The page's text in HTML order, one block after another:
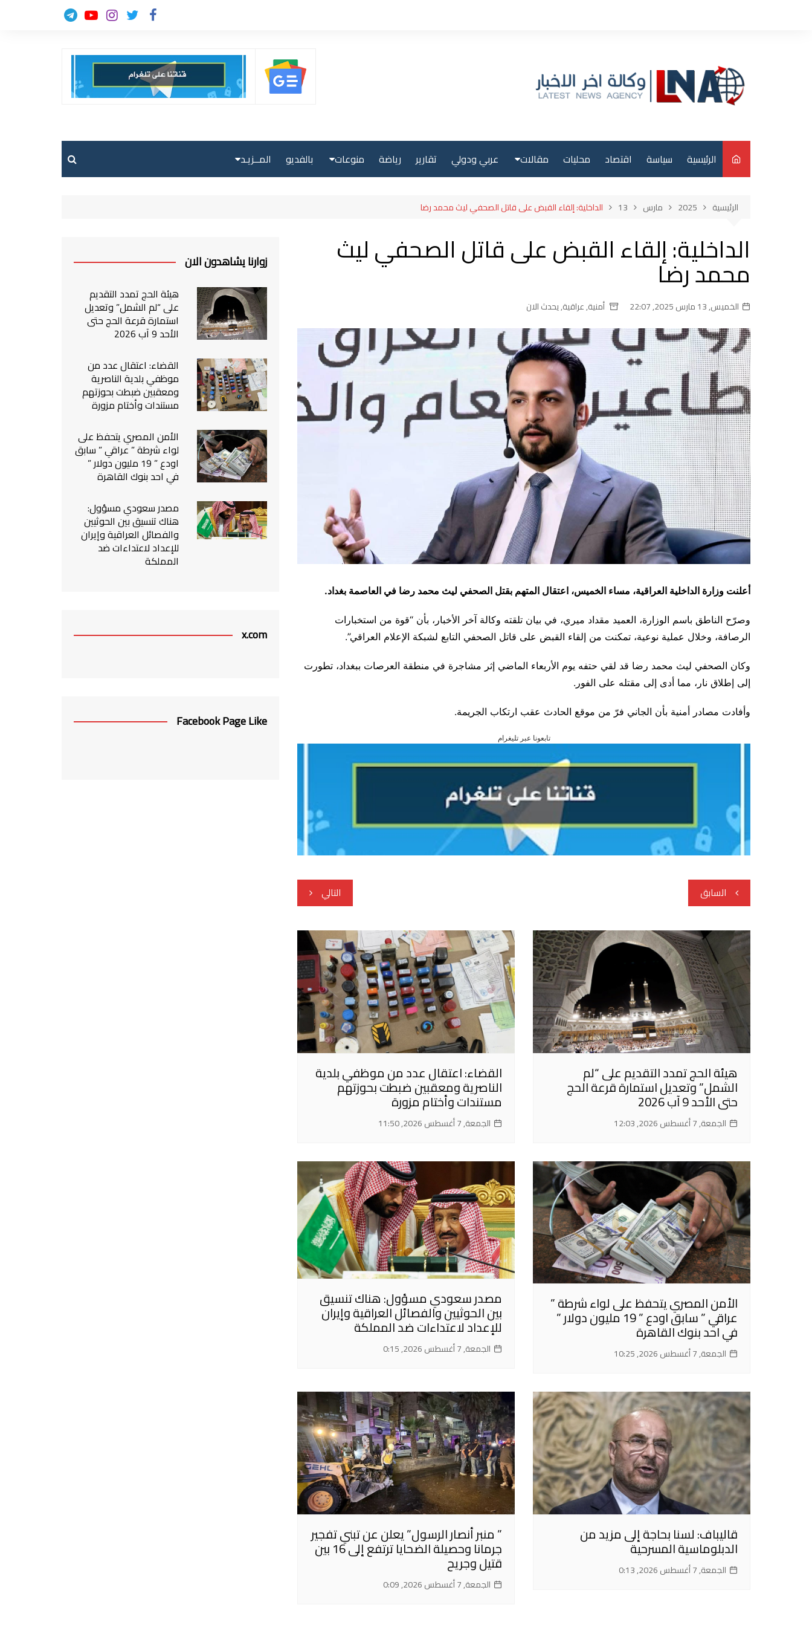
الرئيسية سياسة اقتصاد محليات مقالات
عربية
دولية
عربي ودولي تقارير رياضة منوعات
سياحة
بالفديو المــزيـد
من نحن
اتصل بنا
الرئيسية 2025 مارس 13 الداخلية: إلقاء القبض على قاتل الصحفي ليث محمد رضا
الداخلية: إلقاء القبض على قاتل الصحفي ليث
محمد رضا
الخميس, 13 مارس 2025, 22:07 أمنية,عراقية,يحدث الان
أعلنت وزارة الداخلية العراقية، مساء الخميس، اعتقال المتهم بقتل الصحفي ليث محمد رضا في العاصمة بغداد.
وصرّح الناطق باسم الوزارة، العميد مقداد ميري، في بيان تلقته وكالة آخر الأخبار، بأن “قوة من استخبارات
الرصافة، وخلال عملية نوعية، تمكنت من إلقاء القبض على قاتل الصحفي التابع لشبكة الإعلام العراقي”.
وكان الصحفي ليث محمد رضا قد لقي حتفه يوم الأربعاء الماضي إثر مشاجرة في منطقة العرصات ببغداد، تطورت
إلى إطلاق نار، مما أدى إلى مقتله على الفور.
وأفادت مصادر أمنية بأن الجاني فرّ من موقع الحادث عقب ارتكاب الجريمة.
تابعونا عبر تليغرام
تصفّح
المقالات
السابق التالي
هيئة الحج تمدد التقديم على “لم
الشمل” وتعديل استمارة قرعة الحج
حتى الأحد 9 آب 2026
الجمعة, 7 أغسطس 2026, 12:03
القضاء: اعتقال عدد من موظفي بلدية
الناصرية ومعقبين ضبطت بحوزتهم
مستندات وأختام مزورة
الجمعة, 7 أغسطس 2026, 11:50
الأمن المصري يتحفظ على لواء شرطة ”
عراقي ” سابق اودع ” 19 مليون دولار ”
في احد بنوك القاهرة
الجمعة, 7 أغسطس 2026, 10:25
مصدر سعودي مسؤول: هناك تنسيق
بين الحوثيين والفصائل العراقية وإيران
للإعداد لاعتداءات ضد المملكة
الجمعة, 7 أغسطس 2026, 0:15
قاليباف: لسنا بحاجة إلى مزيد من
الدبلوماسية المسرحية
الجمعة, 7 أغسطس 2026, 0:13
” منبر أنصار الرسول” يعلن عن تبني تفجير
جرمانا وحصيلة الضحايا ترتفع إلى 16 بين
قتيل وجريح
الجمعة, 7 أغسطس 2026, 0:09
زوارنا يشاهدون الان
هيئة الحج تمدد التقديم
على “لم الشمل” وتعديل
استمارة قرعة الحج حتى
الأحد 9 آب 2026
القضاء: اعتقال عدد من
موظفي بلدية الناصرية
ومعقبين ضبطت بحوزتهم
مستندات وأختام مزورة
الأمن المصري يتحفظ على
لواء شرطة ” عراقي ” سابق
اودع ” 19 مليون دولار ”
في احد بنوك القاهرة
مصدر سعودي مسؤول:
هناك تنسيق بين الحوثيين
والفصائل العراقية وإيران
للإعداد لاعتداءات ضد
المملكة
x.com
Facebook Page Like